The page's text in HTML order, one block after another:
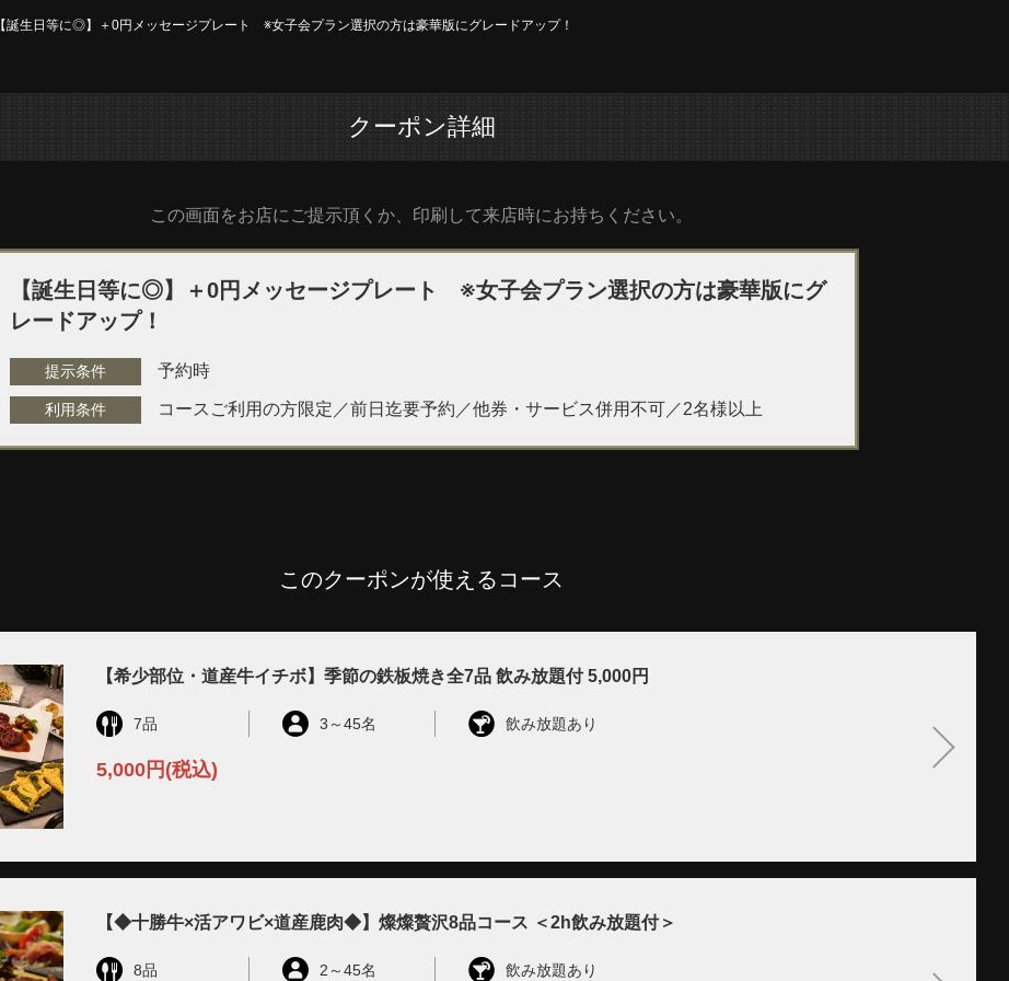
【誕生日等に◎】＋0円メッセージプレート ※女子会プラン選択の方は豪華版にグレードアップ！
クーポン詳細
この画面をお店にご提示頂くか、印刷して来店時にお持ちください。
【誕生日等に◎】＋0円メッセージプレート ※女子会プラン選択の方は豪華版にグ
レードアップ！
提示条件 予約時
利用条件 コースご利用の方限定／前日迄要予約／他券・サービス併用不可／2名様以上
このクーポンが使えるコース
【希少部位・道産牛イチボ】季節の鉄板焼き全7品 飲み放題付 5,000円
7品 3 ～45名 飲み放題あり
5,000円 (税込)
【◆十勝牛×活アワビ×道産鹿肉◆】燦燦贅沢8品コース ＜2h飲み放題付＞
8品 2 ～45名 飲み放題あり